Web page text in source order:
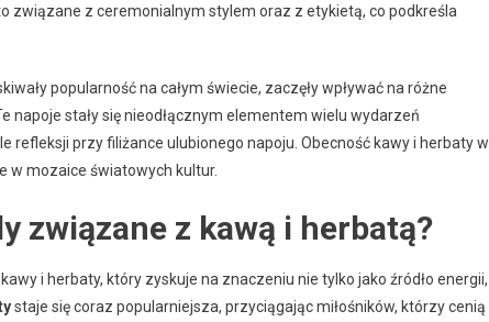
związane z ceremonialnym stylem oraz z etykietą, co podkreśla
popularność na całym świecie, zaczęły wpływać na różne
napoje stały się nieodłącznym elementem wielu wydarzeń
refleksji przy filiżance ulubionego napoju. Obecność kawy i herbaty w
w mozaice światowych kultur.
związane z kawą i herbatą?
i herbaty, który zyskuje na znaczeniu nie tylko jako źródło energii,
staje się coraz popularniejsza, przyciągając miłośników, którzy cenią